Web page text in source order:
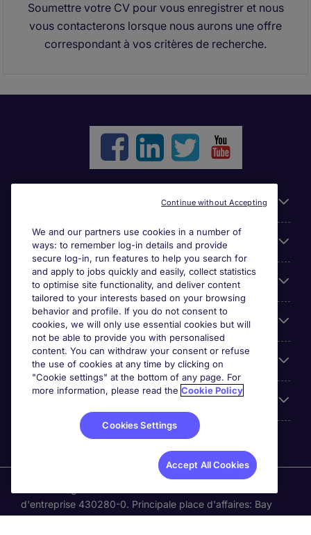
Soumettre votre CV pour vous enregistrer et nous
vous contacterons lorsque nous aurons une offre
correspondant à vos critères de recherche.
Parcourir nos offres
Cookie settings
Espace Entreprises
Qui Sommes-Nous ?
d'entreprise 430280-0. Principale place d'affaires: Bay
Adelaide Centre, 333 Bay St, Suite 515, Toronto ON, M5H
We and our partners use cookies in a number of
ways: to remember log-in details and provide
secure log-in, run features to help you search for
and apply to jobs quickly and easily, collect statistics
to optimise site functionality, and deliver content
tailored to your interests based on your browsing
behavior and profile. If you do not consent to
cookies, we will only use essential cookies but will
not be able to provide you with personalised
content. You can withdraw your consent or refuse
the use of cookies at any time by clicking on
"Cookie settings" at the bottom of any page. For
more information, please read the Cookie Policy
Cookies Settings
Accept All Cookies
Continue without Accepting